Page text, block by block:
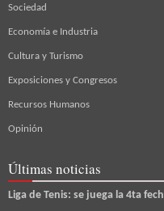
Sociedad
Economía e Industria
Cultura y Turismo
Exposiciones y Congresos
Recursos Humanos
Opinión
Últimas noticias
Liga de Tenis: se juega la 4ta